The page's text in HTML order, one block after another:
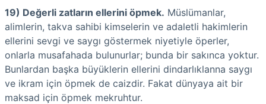
19) Değerli zatların ellerini öpmek. Müslümanlar,
alimlerin, takva sahibi kimselerin ve adaletli hakimlerin
ellerini sevgi ve saygı göstermek niyetiyle öperler,
onlarla musafahada bulunurlar; bunda bir sakınca yoktur.
Bunlardan başka büyüklerin ellerini dindarlıklanna saygı
ve ikram için öpmek de caizdir. Fakat dünyaya ait bir
maksad için öpmek mekruhtur.